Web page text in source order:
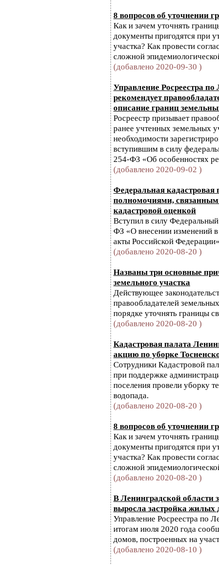
8 вопросов об уточнении
Как и зачем уточнять
документы пригодятся при
участка? Как провести
сложной
(добавлено 2020-09-30 )
Управление Росреестра
рекомендует
описание границ
Росреестр призывает
ранее учтенных земельных
необходимости
вступившим в силу
254-ФЗ «Об особенностях
(добавлено 2020-09-02 )
Федеральная кадастровая
полномочиями,
кадастровой оценкой
Вступил в силу
ФЗ «О внесении изменений в
акты Российской
(добавлено 2020-08-20 )
Названы три основные
земельного участка
Действующее
правообладателей
порядке уточнять границы
(добавлено 2020-08-20 )
Кадастровая палата
акцию по уборке
Сотрудники Кадастровой
при поддержке
поселения провели уборку
водопада.
(добавлено 2020-08-20 )
8 вопросов об уточнении
Как и зачем уточнять
документы пригодятся при
участка? Как провести
сложной
(добавлено 2020-08-20 )
В Ленинградской области
выросла застройка жилых
Управление Росреестра по
итогам июля 2020 года
домов, построенных на
(добавлено 2020-08-10 )